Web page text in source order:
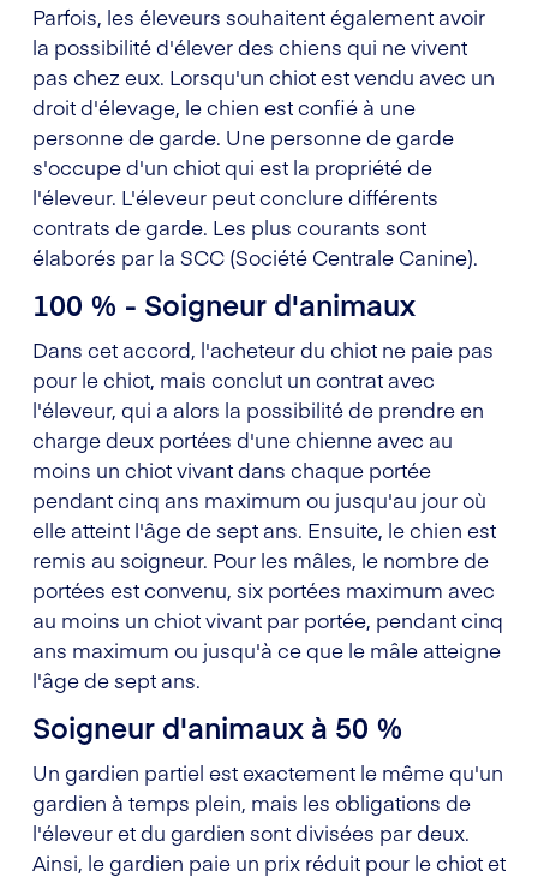
Parfois, les éleveurs souhaitent également avoir
la possibilité d'élever des chiens qui ne vivent
pas chez eux. Lorsqu'un chiot est vendu avec un
droit d'élevage, le chien est confié à une
personne de garde. Une personne de garde
s'occupe d'un chiot qui est la propriété de
l'éleveur. L'éleveur peut conclure différents
contrats de garde. Les plus courants sont
élaborés par la SCC (Société Centrale Canine).
100 % - Soigneur d'animaux
Dans cet accord, l'acheteur du chiot ne paie pas
pour le chiot, mais conclut un contrat avec
l'éleveur, qui a alors la possibilité de prendre en
charge deux portées d'une chienne avec au
moins un chiot vivant dans chaque portée
pendant cinq ans maximum ou jusqu'au jour où
elle atteint l'âge de sept ans. Ensuite, le chien est
remis au soigneur. Pour les mâles, le nombre de
portées est convenu, six portées maximum avec
au moins un chiot vivant par portée, pendant cinq
ans maximum ou jusqu'à ce que le mâle atteigne
l'âge de sept ans.
Soigneur d'animaux à 50 %
Un gardien partiel est exactement le même qu'un
gardien à temps plein, mais les obligations de
l'éleveur et du gardien sont divisées par deux.
Ainsi, le gardien paie un prix réduit pour le chiot et